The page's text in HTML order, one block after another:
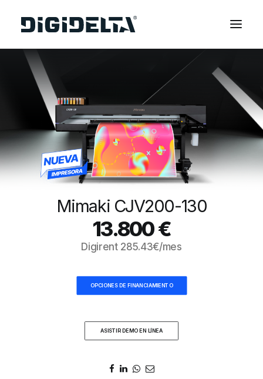
EQUIPOS
APLICACIONES
FINANCIACIÓN
TECNOLOGÍA MIMAKI
CONTACTOS
SOBRE NOSOTROS
MARCAS
DIGIDELTA ACADEMY
Mimaki CJV200-130
13.800€
Digirent 285.43€/mes
OPCIONES DE FINANCIAMIENTO
ASISTIR DEMO EN LÍNEA